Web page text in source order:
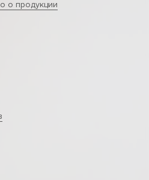
о продукции